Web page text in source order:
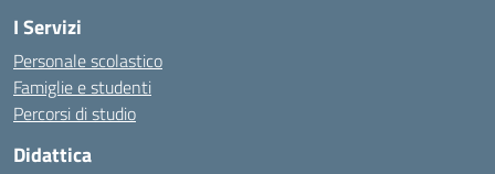
I Servizi
Personale scolastico
Famiglie e studenti
Percorsi di studio
Didattica